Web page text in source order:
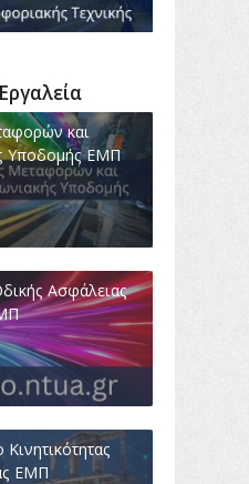
και
Υποδομής ΕΜΠ
Ασφάλειας
ΕΜΠ